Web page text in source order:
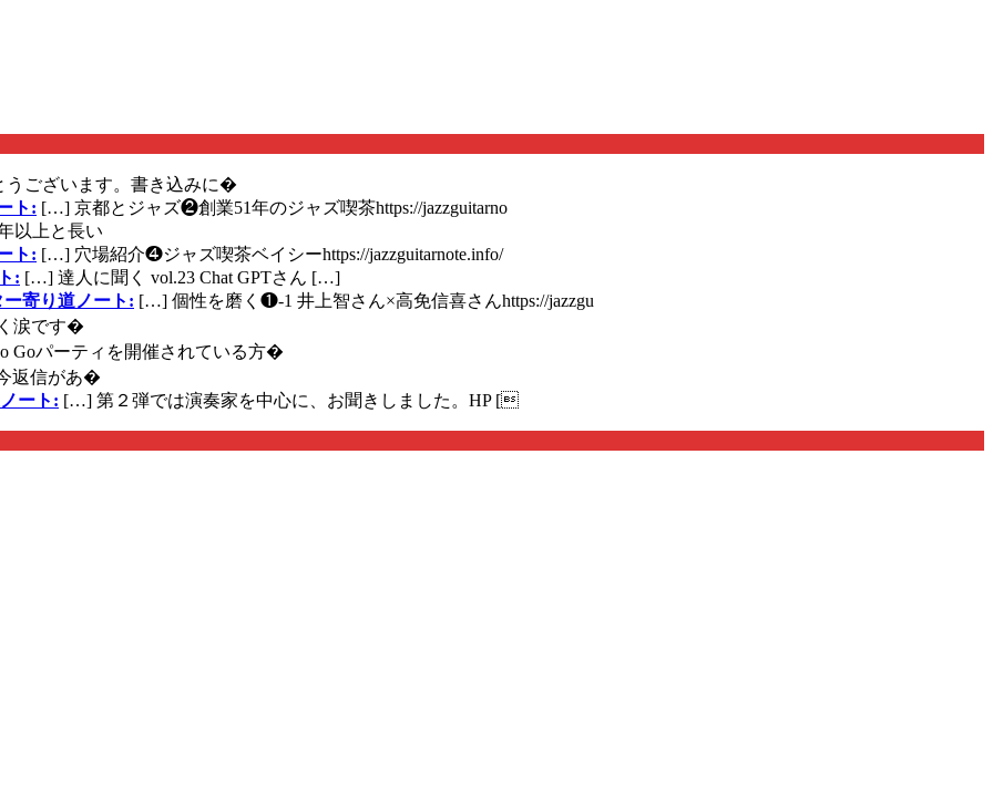
ございます。書き込みに�
ト: […] 京都とジャズ❷創業51年のジャズ喫茶https://jazzguitarno
以上と長い
ト: […] 穴場紹介❹ジャズ喫茶ベイシーhttps://jazzguitarnote.info/
: […] 達人に聞く vol.23 Chat GPTさん […]
寄り道ノート: […] 個性を磨く❶-1 井上智さん×高免信喜さんhttps://jazzgu
涙です�
Goパーティを開催されている方�
返信があ�
ート: […] 第２弾では演奏家を中心に、お聞きしました。HP [